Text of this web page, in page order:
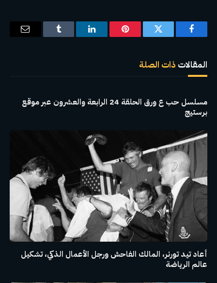
فيسبوك تويتر بينتيريستلينكدإن Tumblr
البريد
المقالات ذات الصلة
مسلسل حب ع ورق الحلقة 24 الرابعة والعشرون عبر موقع
برستيج
أعاد تيد تورنر، المالك الفاحش ورجل الأعمال الذكي، تشكيل
عالم الرياضة